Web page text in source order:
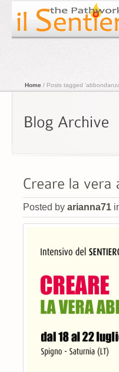
Home / Posts tagged
Posted by arianna71